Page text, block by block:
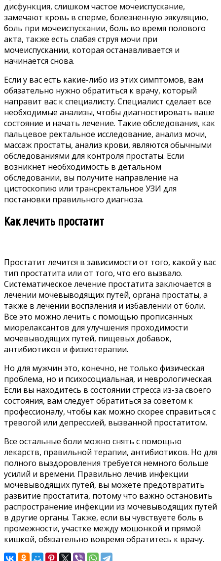
дисфункция, слишком частое мочеиспускание,
замечают кровь в сперме, болезненную эякуляцию,
боль при мочеиспускании, боль во время полового
акта, также есть слабая струя мочи при
мочеиспускании, которая останавливается и
начинается снова.
Если у вас есть какие-либо из этих симптомов, вам
обязательно нужно обратиться к врачу, который
направит вас к специалисту. Специалист сделает все
необходимые анализы, чтобы диагностировать ваше
состояние и начать лечение. Такие обследования, как
пальцевое ректальное исследование, анализ мочи,
массаж простаты, анализ крови, являются обычными
обследованиями для контроля простаты. Если
возникнет необходимость в детальном
обследовании, вы получите направление на
цистоскопию или трансректальное УЗИ для
постановки правильного диагноза.
Как лечить простатит
Простатит лечится в зависимости от того, какой у вас
тип простатита или от того, что его вызвало.
Систематическое лечение простатита заключается в
лечении мочевыводящих путей, органа простаты, а
также в лечении воспаления и избавлении от боли.
Все это можно лечить с помощью прописанных
миорелаксантов для улучшения проходимости
мочевыводящих путей, пищевых добавок,
антибиотиков и физиотерапии.
Но для мужчин это, конечно, не только физическая
проблема, но и психосоциальная, и неврологическая.
Если вы находитесь в состоянии стресса из-за своего
состояния, вам следует обратиться за советом к
профессионалу, чтобы как можно скорее справиться с
тревогой или депрессией, вызванной простатитом.
Все остальные боли можно снять с помощью
лекарств, правильной терапии, антибиотиков. Но для
полного выздоровления требуется немного больше
усилий и времени. Правильно лечив инфекции
мочевыводящих путей, вы можете предотвратить
развитие простатита, потому что важно остановить
распространение инфекции из мочевыводящих путей
в другие органы. Также, если вы чувствуете боль в
промежности, участке между мошонкой и прямой
кишкой, обязательно вовремя обратитесь к врачу.